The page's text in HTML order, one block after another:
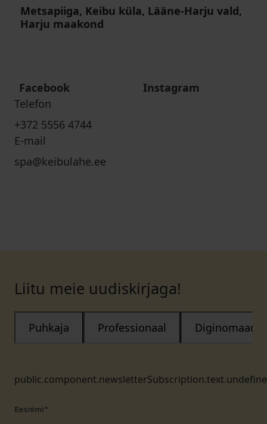
Metsapiiga, Keibu küla, Lääne-Harju vald,
Harju maakond
Facebook
Instagram
Telefon
+372 5556 4744
E-mail
spa@keibulahe.ee
Liitu meie uudiskirjaga!
Puhkaja Professionaal Diginomaad
Eesnimi *